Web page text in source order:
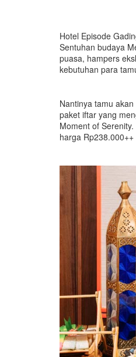
Hotel Episode
Sentuhan budaya
puasa, hampers
kebutuhan para
Nantinya tamu
paket iftar yang
Moment of
harga